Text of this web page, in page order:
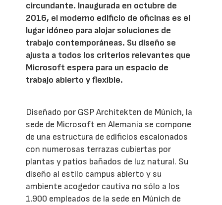
circundante. Inaugurada en octubre de
2016, el moderno edificio de oficinas es el
lugar idóneo para alojar soluciones de
trabajo contemporáneas. Su diseño se
ajusta a todos los criterios relevantes que
Microsoft espera para un espacio de
trabajo abierto y flexible.
Diseñado por GSP Architekten de Múnich, la
sede de Microsoft en Alemania se compone
de una estructura de edificios escalonados
con numerosas terrazas cubiertas por
plantas y patios bañados de luz natural. Su
diseño al estilo campus abierto y su
ambiente acogedor cautiva no sólo a los
1.900 empleados de la sede en Múnich de